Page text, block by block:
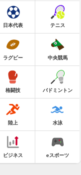
日本代表 テニス
ラグビー 中央競馬
格闘技 バドミントン
陸上 水泳
ビジネス eスポーツ